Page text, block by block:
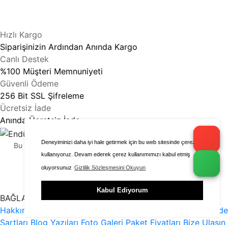
Deneyiminizi daha iyi hale getirmek için bu web sitesinde çerezleri
kullanıyoruz. Devam ederek çerez kullanımımızı kabul etmiş
oluyorsunuz Gizlilik Sözleşmesini Okuyun
Kabul Ediyorum
Hızlı Kargo
Siparişinizin Ardından Anında Kargo
Canlı Destek
%100 Müşteri Memnuniyeti
Güvenli Ödeme
256 Bit SSL Şifreleme
Ücretsiz İade
Anında Ücretsiz İade
Bu sitenin içeriği ve görselleri kopyalanamaz veya satılamaz.
Yazılımı Cafe Endüstriyel tarafından hazırlanmıştır.
BAĞLANTILAR
Hakkımızda
İptal Ve İade
Şartları Blog Yazıları Foto Galeri Paket Fiyatları Bize Ulaşın